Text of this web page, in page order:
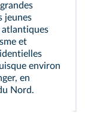
jeunes
et
environ
en
Nord.